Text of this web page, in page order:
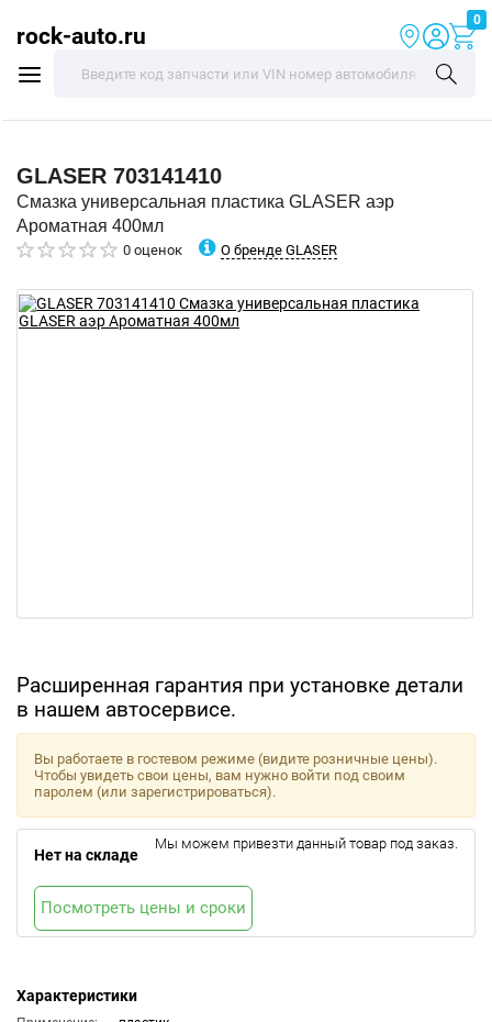
rock-auto.ru
0
GLASER 703141410
Смазка универсальная пластика GLASER аэр
Ароматная 400мл
0 оценок О бренде GLASER
Расширенная гарантия при установке детали
в нашем автосервисе.
Характеристики
Вы работаете в гостевом режиме (видите розничные цены).
Чтобы увидеть свои цены, вам нужно войти под своим
паролем (или зарегистрироваться).
Нет на складе
Мы можем привезти данный товар под заказ.
Посмотреть цены и сроки